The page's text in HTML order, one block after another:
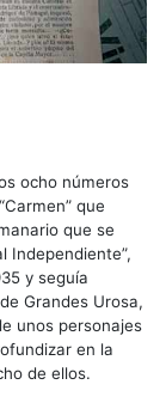
ocho números
que
que se
Independiente”,
y seguía
Grandes Urosa,
unos personajes
en la
de ellos.